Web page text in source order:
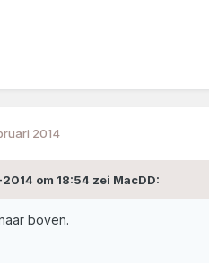
2014
2014 om 18:54 zei MacDD:
boven.